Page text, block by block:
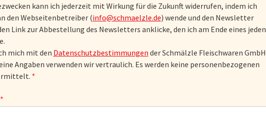
kann ich jederzeit mit Wirkung für die Zukunft widerrufen, indem ich
den Webseitenbetreiber (info@schmaelzle.de) wende und den Newsletter
Link zur Abbestellung des Newsletters anklicke, den ich am Ende eines jeden
mich mit den Datenschutzbestimmungen der Schmälzle Fleischwaren GmbH
Angaben verwenden wir vertraulich. Es werden keine personenbezogenen
*